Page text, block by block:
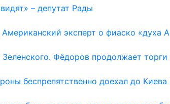
– депутат Рады
эксперт о фиаско «духа
Фёдоров продолжает
беспрепятственно доехал до Киева